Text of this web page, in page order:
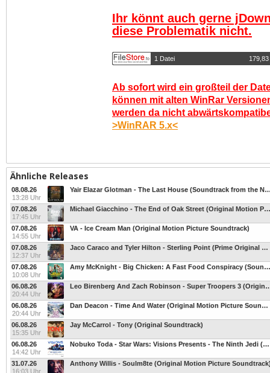
Ihr könnt auch gerne
diese Problematik nicht.
1 Datei
Ab sofort wird ein großteil der
können mit alten WinRar
werden da nicht
>WinRAR 5.x<
Ähnliche Releases
08.08.26
13:28 Uhr
Yair Elazar Glotman - The Last House
07.08.26
17:45 Uhr
Michael Giacchino - The End of Oak Street (Original Motion Picture Soundtrack)
07.08.26
14:55 Uhr
VA - Ice Cream Man (Original Motion Picture Soundtrack)
07.08.26
12:37 Uhr
Jaco Caraco and Tyler Hilton - Sterling Point (Prime Original Series Score)
07.08.26
10:08 Uhr
Amy McKnight - Big Chicken: A Fast Food Conspiracy (Soundtrack from
06.08.26
20:44 Uhr
Leo Birenberg And Zach Robinson - Super
06.08.26
20:44 Uhr
Dan Deacon - Time And Water (Original Motion Picture Soundtrack)
06.08.26
15:35 Uhr
Jay McCarrol - Tony (Original Soundtrack)
06.08.26
14:42 Uhr
Nobuko Toda - Star Wars: Visions Presents - The Ninth Jedi (Original Soundtrack)
31.07.26
16:03 Uhr
Anthony Willis - Soulm8te (Original Motion Picture